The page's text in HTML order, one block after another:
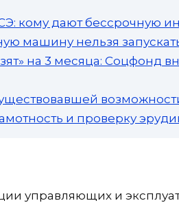
кому дают бессрочную
машину нельзя
на 3 месяца: Соцфонд
и проверку
управляющих и